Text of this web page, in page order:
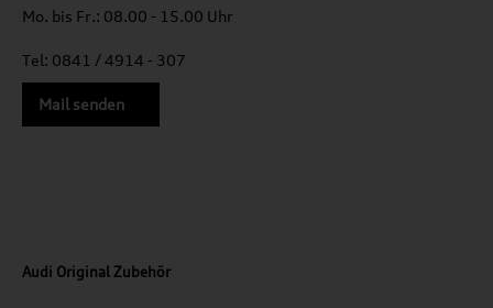
Mo. bis Fr.: 08.00 - 15.00 Uhr
Tel: 0841 / 4914 - 307
Mail senden
Audi Original Zubehör